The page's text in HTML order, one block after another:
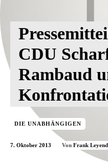
CDU
Rambaud
DIE UNABHÄNGIGEN
7. Oktober 2013 Von Frank